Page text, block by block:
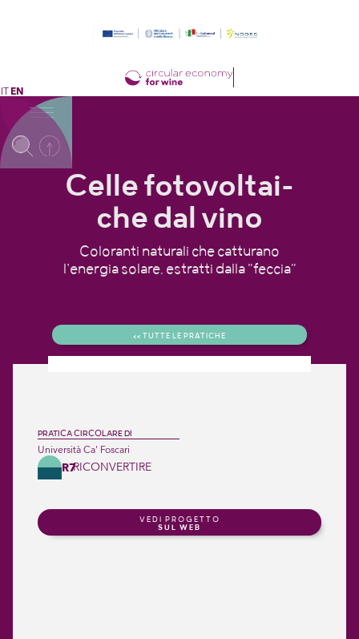
ITEN
Celle foto­­­­vol­tai­
che dal vino
Coloranti naturali che catturano
l’energia solare, estratti dalla "feccia"
<< TUTTE LE PRATICHE
PRATICA CIRCOLARE DI
Università Ca' Foscari
R7RICONVERTIRE
VEDI PROGETTO
SUL WEB